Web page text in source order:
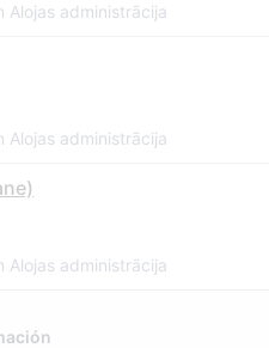
Alojas administrācija
Alojas administrācija
Alojas administrācija